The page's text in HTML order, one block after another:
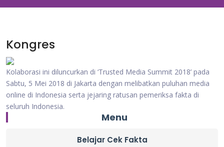
Kongres
Kolaborasi ini diluncurkan di ‘Trusted Media Summit 2018’ pada
Sabtu, 5 Mei 2018 di Jakarta dengan melibatkan puluhan media
online di Indonesia serta jejaring ratusan pemeriksa fakta di
seluruh Indonesia.
Menu
Belajar Cek Fakta